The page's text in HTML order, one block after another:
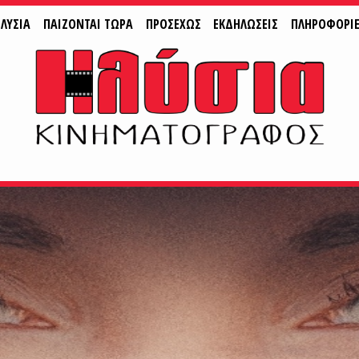
ΠAIZONTAI ΤΩΡΑ ΠΡΟΣΕΧΩΣ ΕΚΔΗΛΩΣΕΙΣ